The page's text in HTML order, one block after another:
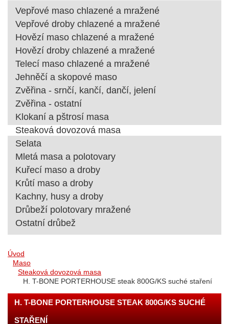
Úvod
Maso
Steaková dovozová masa
H. T-BONE PORTERHOUSE steak 800G/KS suché staření
H. T-BONE PORTERHOUSE STEAK 800G/KS SUCHÉ
STAŘENÍ
Vepřové maso chlazené a mražené
Vepřové droby chlazené a mražené
Hovězí maso chlazené a mražené
Hovězí droby chlazené a mražené
Telecí maso chlazené a mražené
Jehněčí a skopové maso
Zvěřina - srnčí, kančí, dančí, jelení
Zvěřina - ostatní
Klokaní a pštrosí masa
Steaková dovozová masa
Selata
Mletá masa a polotovary
Kuřecí maso a droby
Krůtí maso a droby
Kachny, husy a droby
Drůbeží polotovary mražené
Ostatní drůbež